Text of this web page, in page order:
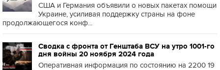
США и Германия объявили о новых пакетах помощи
Украине, усиливая поддержку страны на фоне
продолжающегося конф...
Сводка с фронта от Генштаба ВСУ на утро 1001-го
дня войны 20 ноября 2024 года
Оперативная информация по состоянию на 2200 19